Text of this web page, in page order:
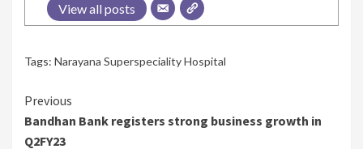
View all posts
Tags: Narayana Superspeciality Hospital
Continue
Reading
Previous
Bandhan Bank registers strong business growth in
Q2FY23